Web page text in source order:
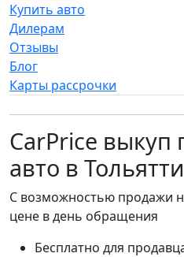
Купить авто
Дилерам
Отзывы
Блог
Карты рассрочки
CarPrice
авто в Тольятти
С возможностью продажи
цене в день обращения
Бесплатно для